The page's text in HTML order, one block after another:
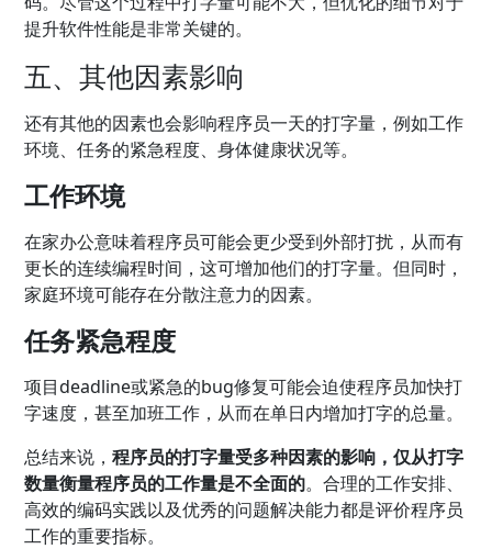
提升软件性能是非常关键的。
五、其他因素影响
还有其他的因素也会影响程序员一天的打字量，例如工作
环境、任务的紧急程度、身体健康状况等。
工作环境
在家办公意味着程序员可能会更少受到外部打扰，从而有
更长的连续编程时间，这可增加他们的打字量。但同时，
家庭环境可能存在分散注意力的因素。
任务紧急程度
项目deadline或紧急的bug修复可能会迫使程序员加快打
字速度，甚至加班工作，从而在单日内增加打字的总量。
总结来说，程序员的打字量受多种因素的影响，仅从打字
数量衡量程序员的工作量是不全面的。合理的工作安排、
高效的编码实践以及优秀的问题解决能力都是评价程序员
工作的重要指标。